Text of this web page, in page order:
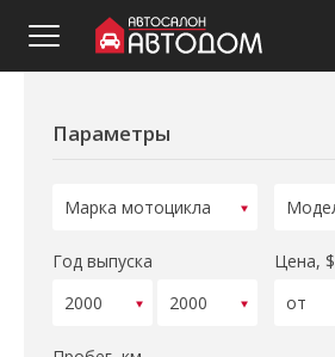
Параметры
Год выпуска Цена, $